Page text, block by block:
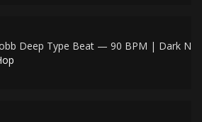
Deep Type Beat — 90 BPM | Dark NY